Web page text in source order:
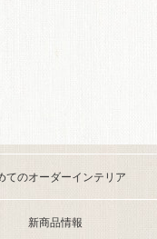
てのオーダーインテリア
新商品情報